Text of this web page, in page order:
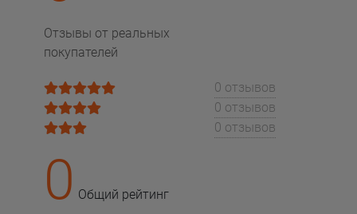
Отзывы от реальных
покупателей
0 отзывов
0 отзывов
0 отзывов
0 Общий рейтинг